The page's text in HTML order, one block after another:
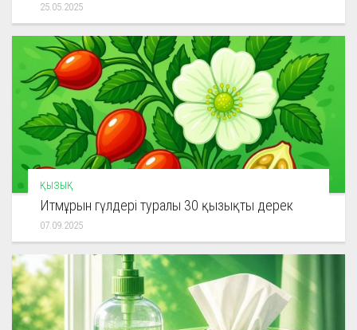
25.05.2025
ҚЫЗЫҚ
Итмұрын гүлдері туралы 30 қызықты дерек
07.09.2025